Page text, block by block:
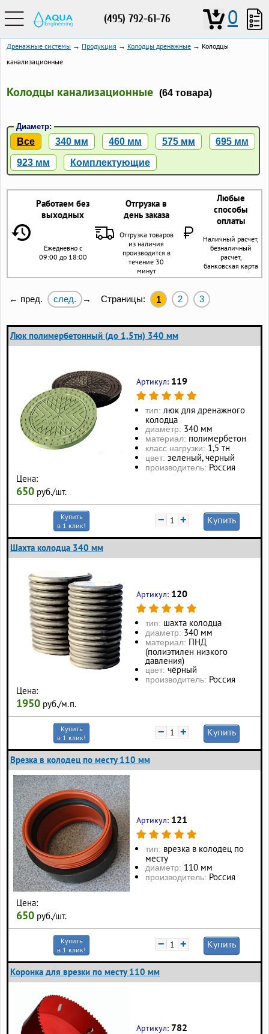
(495) 792-61-76 0
Дренажные системы → Продукция → Колодцы дренажные → Колодцы
канализационные
Колодцы канализационные (64 товара)
Диаметр:
Все 340 мм 460 мм 575 мм 695 мм
923 мм Комплектующие
Работаем без
выходных
Отгрузка в
день заказа
Любые
способы
оплаты
Ежедневно с
09:00 до 18:00
Отгрузка товаров
из наличия
производится в
течение 30
минут
Наличный расчет,
безналичный
расчет,
банковская карта
← пред. след. → Страницы: 1 2 3
Люк полимербетонный (до 1,5тн) 340 мм
Цена:
650 руб./шт.
Артикул: 119
тип: люк для дренажного
колодца
диаметр: 340 мм
материал: полимербетон
класс нагрузки: 1,5 тн
цвет: зеленый, чёрный
производитель: Россия
Купить
в 1 клик!
− + Купить
Шахта колодца 340 мм
Цена:
1950 руб./м.п.
Артикул: 120
тип: шахта колодца
диаметр: 340 мм
материал: ПНД
(полиэтилен низкого
давления)
цвет: чёрный
производитель: Россия
Купить
в 1 клик!
− + Купить
Врезка в колодец по месту 110 мм
Цена:
650 руб./шт.
Артикул: 121
тип: врезка в колодец по
месту
диаметр: 110 мм
производитель: Россия
Купить
в 1 клик!
− + Купить
Коронка для врезки по месту 110 мм
Артикул: 782